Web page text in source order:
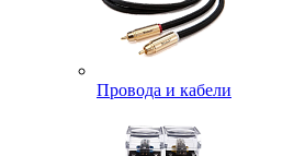
Провода и кабели